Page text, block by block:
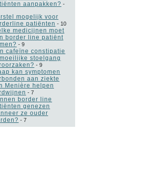
aanpakken? -
mogelijk voor
patiënten - 10
medicijnen moet
border line patiënt
- 9
cafeïne constipatie
stoelgang
- 9
kan symptomen
aan ziekte
Menière helpen
- 7
border line
genezen
ze ouder
- 7